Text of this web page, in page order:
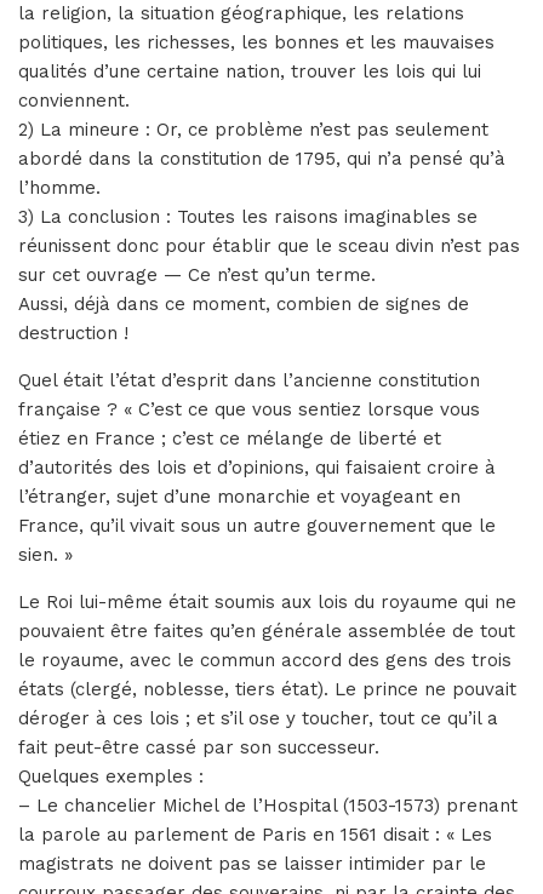
la religion, la situation géographique, les relations
politiques, les richesses, les bonnes et les mauvaises
qualités d’une certaine nation, trouver les lois qui lui
conviennent.
2) La mineure : Or, ce problème n’est pas seulement
abordé dans la constitution de 1795, qui n’a pensé qu’à
l’homme.
3) La conclusion : Toutes les raisons imaginables se
réunissent donc pour établir que le sceau divin n’est pas
sur cet ouvrage — Ce n’est qu’un terme.
Aussi, déjà dans ce moment, combien de signes de
destruction !
Quel était l’état d’esprit dans l’ancienne constitution
française ? « C’est ce que vous sentiez lorsque vous
étiez en France ; c’est ce mélange de liberté et
d’autorités des lois et d’opinions, qui faisaient croire à
l’étranger, sujet d’une monarchie et voyageant en
France, qu’il vivait sous un autre gouvernement que le
sien. »
Le Roi lui-même était soumis aux lois du royaume qui ne
pouvaient être faites qu’en générale assemblée de tout
le royaume, avec le commun accord des gens des trois
états (clergé, noblesse, tiers état). Le prince ne pouvait
déroger à ces lois ; et s’il ose y toucher, tout ce qu’il a
fait peut-être cassé par son successeur.
Quelques exemples :
– Le chancelier Michel de l’Hospital (1503-1573) prenant
la parole au parlement de Paris en 1561 disait : « Les
magistrats ne doivent pas se laisser intimider par le